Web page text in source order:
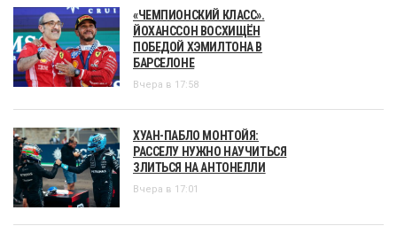
«ЧЕМПИОНСКИЙ КЛАСС».
ЙОХАНССОН ВОСХИЩЁН
ПОБЕДОЙ ХЭМИЛТОНА В
БАРСЕЛОНЕ
Вчера в 17:58
ХУАН-ПАБЛО МОНТОЙЯ:
РАССЕЛУ НУЖНО НАУЧИТЬСЯ
ЗЛИТЬСЯ НА АНТОНЕЛЛИ
Вчера в 17:01